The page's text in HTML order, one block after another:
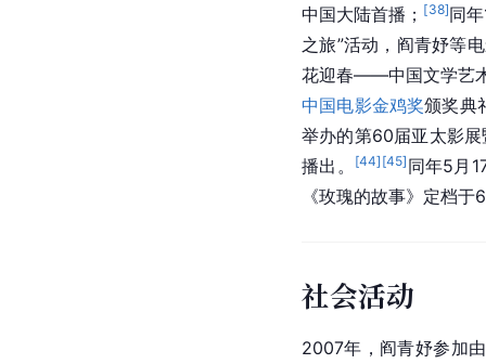
中国大陆首播； [38]同
之旅”活动，阎青妤等
花迎春——中国文学艺
中国电影金鸡奖颁奖典
举办的第60届亚太影
播出。
[44] [45] 同年5月
《玫瑰的故事》定档
社会活动
2007年，阎青妤参加